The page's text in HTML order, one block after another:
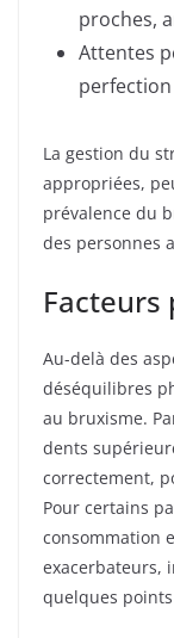
proches,
Attentes
La gestion du
appropriées,
prévalence du
des personnes
Facteurs
Au-delà des
déséquilibres
au bruxisme.
dents
correctement,
Pour certains
consommation
exacerbateurs,
quelques